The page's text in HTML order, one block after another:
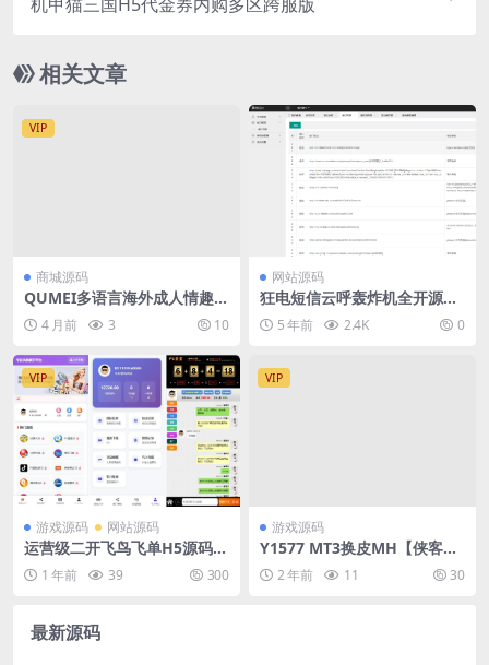
相关文章
VIP
商城源码
QUMEI多语言海外成人情趣用
品零售商城源码下载/前端ht
ml+后端php
4 月前 3 10
网站源码
狂电短信云呼轰炸机全开源无
加密5 年前 2.4K 0
VIP
游戏源码 网站源码
运营级二开飞鸟飞单H5源码/
无授权完整数据/带控制/机器
人/预设开奖
1 年前 39 300
VIP
游戏源码
Y1577 MT3换皮MH【侠客西
游3】最新整理Linux手工服务
端+安卓苹果双端+GM后台+详
2 年前 11 30
最新源码